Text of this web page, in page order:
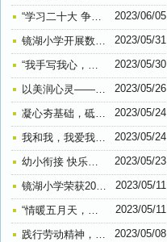
“学习二十大 争做好队员”——镜湖小学2022级第一批少先队员入队仪式系列报道 2023/06/05
镜湖小学开展数学素养大赛主题活动 2023/05/31
“我手写我心，我笔抒我情”——镜湖小学五六年级作文比赛 2023/05/30
以美润心灵——镜湖小学心理健康教育手抄报比赛 2023/05/26
凝心夯基础，砥砺共前行——镜湖小学教育集团行管人员工作会议 2023/05/24
我和我，我爱我—— 镜湖小学开展“5.25”（我爱我）心理健康班会活动 2023/05/24
幼小衔接 快乐起航——镜湖小学开展幼小衔接活动 2023/05/23
镜湖小学荣获2022年全国“‘科创筑梦’助力‘双减’科普行动”优秀单位 2023/05/11
“情暖五月天，告白母亲节”——记镜湖小学206中队感恩母爱主题活动 2023/05/11
践行劳动精神，弘扬传统美德——镜湖小学205中队开展劳动实践活动 2023/05/08